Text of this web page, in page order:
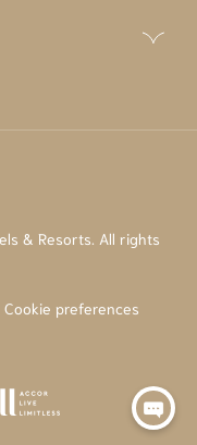
& Resorts. All rights
Cookie preferences